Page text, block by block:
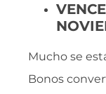
Mucho se
Bonos